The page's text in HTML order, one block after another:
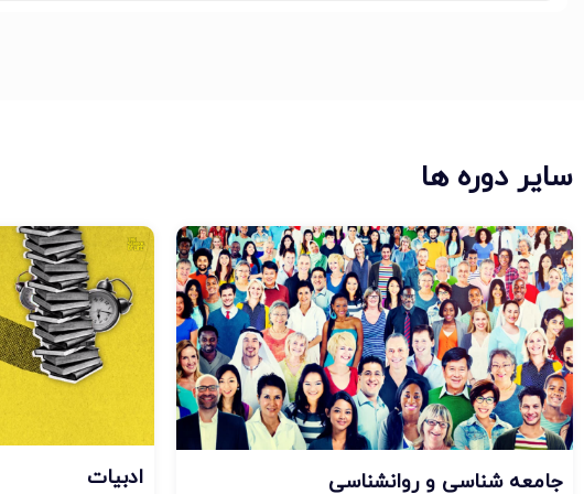
سایر دوره ها
جامعه شناسی و روانشناسی ادبیات